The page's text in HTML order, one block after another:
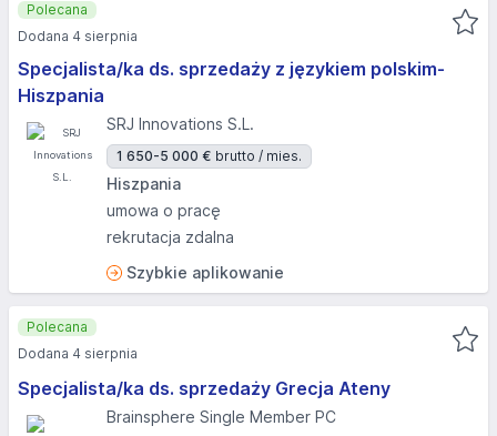
Specjalista/ka ds. sprzedaży z językiem polskim-
Hiszpania
SRJ Innovations S.L.
1 650-5 000 € brutto / mies.
Hiszpania
umowa o pracę
rekrutacja zdalna
Szybkie aplikowanie
Polecana
Dodana 4 sierpnia
Specjalista/ka ds. sprzedaży Grecja Ateny
Brainsphere Single Member PC
Polecana
Dodana 4 sierpnia